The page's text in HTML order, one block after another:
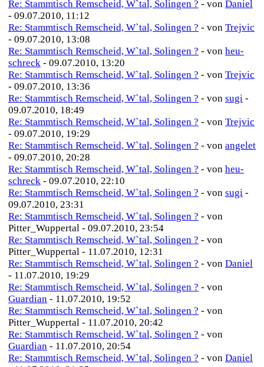
Re: Stammtisch Remscheid, W`tal, Solingen ? - von Daniel
- 09.07.2010, 11:12
Re: Stammtisch Remscheid, W`tal, Solingen ? - von Trejvic
- 09.07.2010, 13:08
Re: Stammtisch Remscheid, W`tal, Solingen ? - von heu-
schreck - 09.07.2010, 13:20
Re: Stammtisch Remscheid, W`tal, Solingen ? - von Trejvic
- 09.07.2010, 13:36
Re: Stammtisch Remscheid, W`tal, Solingen ? - von sugi -
09.07.2010, 18:49
Re: Stammtisch Remscheid, W`tal, Solingen ? - von Trejvic
- 09.07.2010, 19:29
Re: Stammtisch Remscheid, W`tal, Solingen ? - von angelet
- 09.07.2010, 20:28
Re: Stammtisch Remscheid, W`tal, Solingen ? - von heu-
schreck - 09.07.2010, 22:10
Re: Stammtisch Remscheid, W`tal, Solingen ? - von sugi -
09.07.2010, 23:31
Re: Stammtisch Remscheid, W`tal, Solingen ? - von
Pitter_Wuppertal - 09.07.2010, 23:54
Re: Stammtisch Remscheid, W`tal, Solingen ? - von
Pitter_Wuppertal - 11.07.2010, 12:31
Re: Stammtisch Remscheid, W`tal, Solingen ? - von Daniel
- 11.07.2010, 19:29
Re: Stammtisch Remscheid, W`tal, Solingen ? - von
Guardian - 11.07.2010, 19:52
Re: Stammtisch Remscheid, W`tal, Solingen ? - von
Pitter_Wuppertal - 11.07.2010, 20:42
Re: Stammtisch Remscheid, W`tal, Solingen ? - von
Guardian - 11.07.2010, 20:54
Re: Stammtisch Remscheid, W`tal, Solingen ? - von Daniel